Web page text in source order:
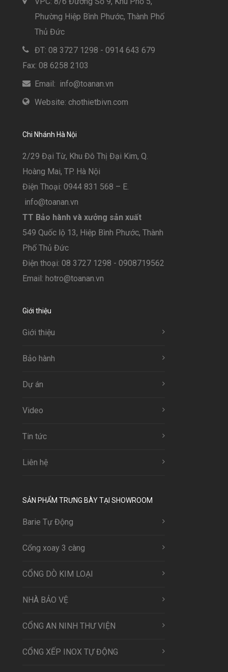
Phường Hiệp Bình Phước, Thành Phố
Thủ Đức
ĐT: 08 3727 1298 - 0914 643 679
Fax: 08 6258 2103
Email: info@toanan.vn
Website: chothietbivn.com
Chi Nhánh Hà Nội
2/29 Đại Từ, Khu Đô Thị Đại Kim, Q.
Hoàng Mai, TP. Hà Nội
Điện Thoại: 0944 831 568 – E.
info@toanan.vn
TT Bảo hành và xưởng sản xuất
549 Quốc lộ 13, Hiệp Bình Phước, Thành
Phố Thủ Đức
Điện thoại: 08 3727 1298 - 0908719562
Email: hotro@toanan.vn
Giới thiệu
Giới thiệu
Bảo hành
Dự án
Video
Tin tức
Liên hệ
SẢN PHẨM TRƯNG BÀY TẠI SHOWROOM
Barie Tự Động
Cổng xoay 3 càng
CỔNG DÒ KIM LOẠI
NHÀ BẢO VỆ
CỔNG AN NINH THƯ VIỆN
CỔNG XẾP INOX TỰ ĐỘNG